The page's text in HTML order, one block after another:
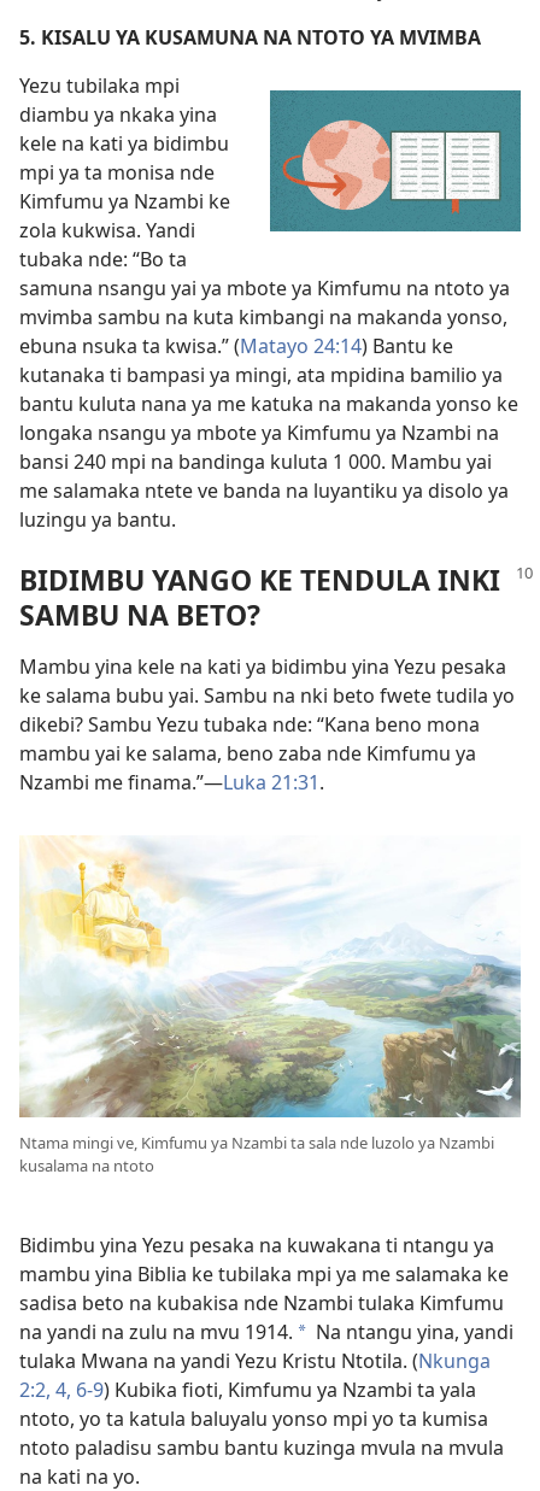
5. KISALU YA KUSAMUNA NA NTOTO YA MVIMBA
Yezu tubilaka mpi
diambu ya nkaka yina
kele na kati ya bidimbu
mpi ya ta monisa nde
Kimfumu ya Nzambi ke
zola kukwisa. Yandi
tubaka nde: “Bo ta
samuna nsangu yai ya mbote ya Kimfumu na ntoto ya
mvimba sambu na kuta kimbangi na makanda yonso,
ebuna nsuka ta kwisa.” (Matayo 24:14) Bantu ke
kutanaka ti bampasi ya mingi, ata mpidina bamilio ya
bantu kuluta nana ya me katuka na makanda yonso ke
longaka nsangu ya mbote ya Kimfumu ya Nzambi na
bansi 240 mpi na bandinga kuluta 1 000. Mambu yai
me salamaka ntete ve banda na luyantiku ya disolo ya
luzingu ya bantu.
BIDIMBU YANGO KE TENDULA INKI
SAMBU NA BETO?
Mambu yina kele na kati ya bidimbu yina Yezu pesaka
ke salama bubu yai. Sambu na nki beto fwete tudila yo
dikebi? Sambu Yezu tubaka nde: “Kana beno mona
mambu yai ke salama, beno zaba nde Kimfumu ya
Nzambi me finama.”—Luka 21:31.
Ntama mingi ve, Kimfumu ya Nzambi ta sala nde luzolo ya Nzambi
kusalama na ntoto
Bidimbu yina Yezu pesaka na kuwakana ti ntangu ya
mambu yina Biblia ke tubilaka mpi ya me salamaka ke
sadisa beto na kubakisa nde Nzambi tulaka Kimfumu
na yandi na zulu na mvu 1914. a Na ntangu yina, yandi
tulaka Mwana na yandi Yezu Kristu Ntotila. (Nkunga
2:2, 4, 6-9) Kubika fioti, Kimfumu ya Nzambi ta yala
ntoto, yo ta katula baluyalu yonso mpi yo ta kumisa
ntoto paladisu sambu bantu kuzinga mvula na mvula
na kati na yo.